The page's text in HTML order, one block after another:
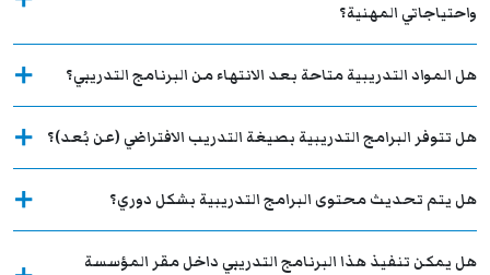
واحتياجاتي المهنية؟
هل المواد التدريبية متاحة بعد الانتهاء من البرنامج التدريبي؟
هل تتوفر البرامج التدريبية بصيغة التدريب الافتراضي (عن بُعد)؟
هل يتم تحديث محتوى البرامج التدريبية بشكل دوري؟
هل يمكن تنفيذ هذا البرنامج التدريبي داخل مقر المؤسسة